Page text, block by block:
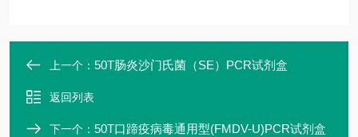
上一个： 50T肠炎沙门氏菌（SE）PCR试剂盒
返回列表
下一个： 50T口蹄疫病毒通用型(FMDV-U)PCR试剂盒